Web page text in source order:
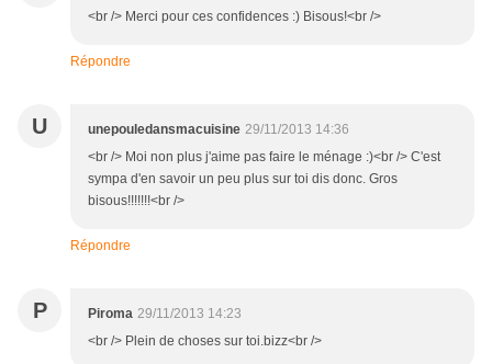
<br /> Merci pour ces confidences :) Bisous!<br />
Répondre
U unepouledansmacuisine 29/11/2013 14:36
<br /> Moi non plus j'aime pas faire le ménage :)<br /> C'est
sympa d'en savoir un peu plus sur toi dis donc. Gros
bisous!!!!!!!<br />
Répondre
P Piroma 29/11/2013 14:23
<br /> Plein de choses sur toi.bizz<br />